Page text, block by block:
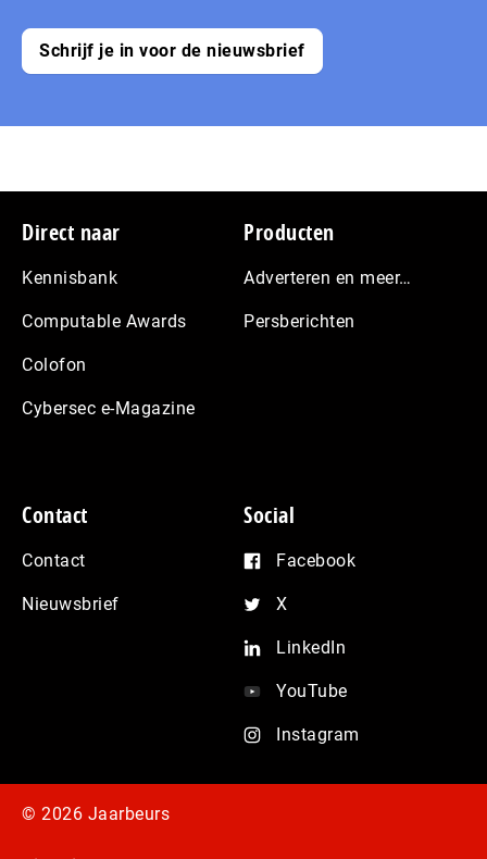
Schrijf je in voor de nieuwsbrief
Footer
Direct naar
Kennisbank
Computable Awards
Colofon
Cybersec e-Magazine
Producten
Adverteren en meer…
Persberichten
Contact
Contact
Nieuwsbrief
Social
Facebook
X
LinkedIn
YouTube
Instagram
© 2026 Jaarbeurs